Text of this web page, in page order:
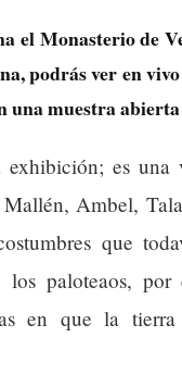
el Monasterio de
podrás ver en
una muestra
es
Ambel,
que
paloteaos,
en que la